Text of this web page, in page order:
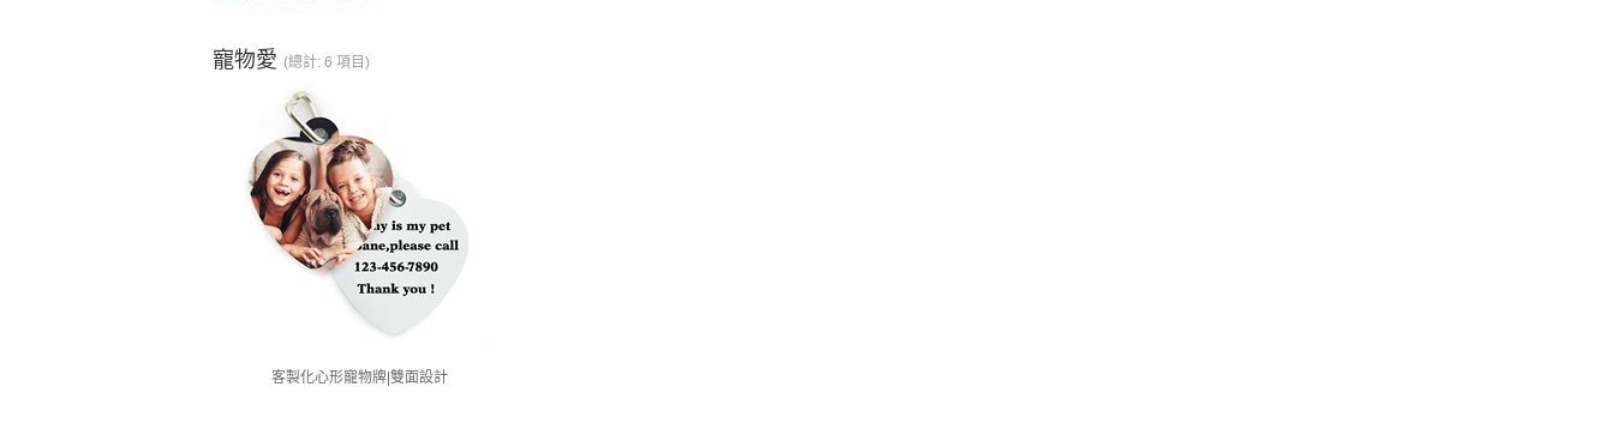
寵物愛 (總計: 6 項目)
客製化心形寵物牌|雙面設計